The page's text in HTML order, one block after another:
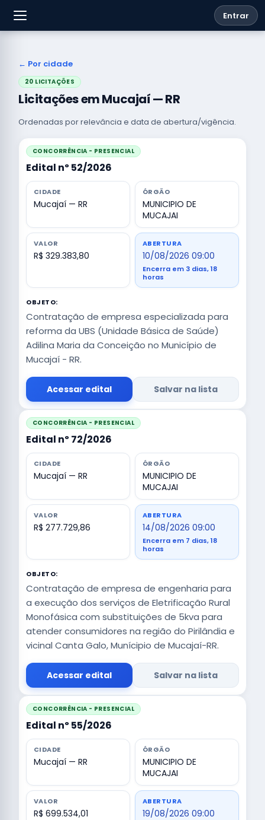
Entrar
← Por cidade
20 LICITAÇÕES
Licitações em Mucajaí — RR
Ordenadas por relevância e data de abertura/vigência.
CONCORRÊNCIA - PRESENCIAL
Edital nº 52/2026
CIDADE
Mucajaí — RR
ÓRGÃO
MUNICIPIO DE
MUCAJAI
VALOR
R$ 329.383,80
ABERTURA
10/08/2026 09:00
Encerra em 3 dias, 18
horas
OBJETO:
Contratação de empresa especializada para
reforma da UBS (Unidade Básica de Saúde)
Adilina Maria da Conceição no Município de
Mucajaí - RR.
Acessar edital Salvar na lista
CONCORRÊNCIA - PRESENCIAL
Edital nº 72/2026
CIDADE
Mucajaí — RR
ÓRGÃO
MUNICIPIO DE
MUCAJAI
VALOR
R$ 277.729,86
ABERTURA
14/08/2026 09:00
Encerra em 7 dias, 18
horas
OBJETO:
Contratação de empresa de engenharia para
a execução dos serviços de Eletrificação Rural
Monofásica com substituições de 5kva para
atender consumidores na região do Pirilândia e
vicinal Canta Galo, Munícipio de Mucajaí-RR.
Acessar edital Salvar na lista
CONCORRÊNCIA - PRESENCIAL
Edital nº 55/2026
CIDADE
Mucajaí — RR
ÓRGÃO
MUNICIPIO DE
MUCAJAI
VALOR
R$ 699.534,01
ABERTURA
19/08/2026 09:00